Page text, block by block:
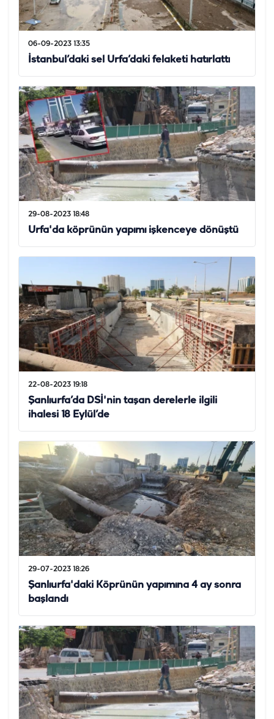
06-09-2023 13:35
İstanbul’daki sel Urfa’daki felaketi hatırlattı
29-08-2023 18:48
Urfa'da köprünün yapımı işkenceye dönüştü
22-08-2023 19:18
Şanlıurfa’da DSİ'nin taşan derelerle ilgili
ihalesi 18 Eylül’de
29-07-2023 18:26
Şanlıurfa'daki Köprünün yapımına 4 ay sonra
başlandı